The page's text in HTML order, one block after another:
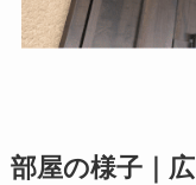
部屋の様子｜